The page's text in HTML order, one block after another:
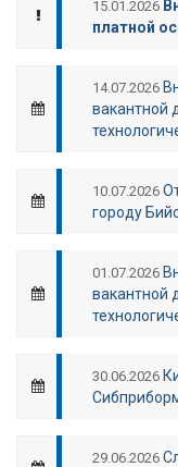
15.01.2026
платной
14.07.2026
вакантной
10.07.2026
городу
01.07.2026
вакантной
30.06.2026
29.06.2026